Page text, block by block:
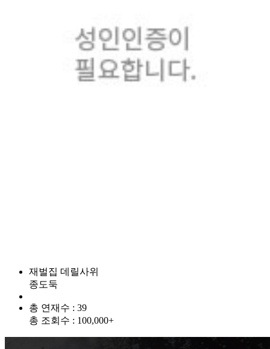
재벌집 데릴사위
종도둑
총 연재수 : 39
총 조회수 : 100,000+